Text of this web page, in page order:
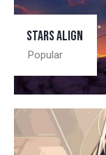
Stars align
Popular